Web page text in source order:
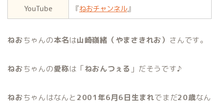
YouTube 『ねおチャンネル』
ねおちゃんの本名は山崎嶺緒（やまさきれお） さんです。
ねおちゃんの愛称は「ねおんつぇる 」だそうです♪
ねおちゃんはなんと2001年6月6日生まれでまだ20歳なん